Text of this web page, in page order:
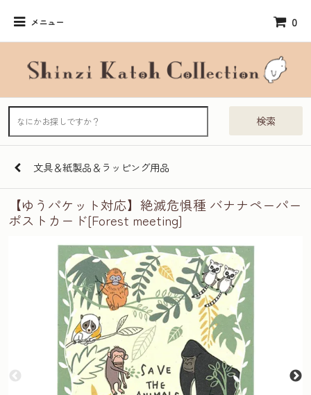
メニュー 0
検索
文具＆紙製品＆ラッピング用品
【ゆうパケット対応】絶滅危惧種 バナナペーパー
ポストカード[Forest meeting]